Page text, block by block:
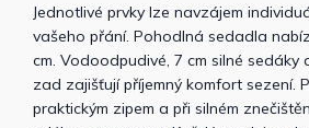
Jednotlivé prvky lze navzájem
vašeho přání. Pohodlná sedadla
cm. Vodoodpudivé, 7 cm silné sedáky
zad zajišťují příjemný komfort sezení.
praktickým zipem a při silném